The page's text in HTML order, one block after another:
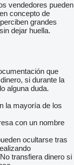
vendedores pueden
concepto de
grandes
dejar huella.
que
si durante la
alguna duda.
la mayoría de los
con un nombre
ocultarse tras
transfiera dinero si